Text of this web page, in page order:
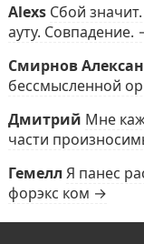
Alexs Сбой
ауту. Совпадение.
Смирнов
бессмысленной
Дмитрий Мне
части
Гемелл Я панес
форэкс ком →